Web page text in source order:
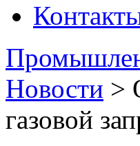
Новости >
газовой